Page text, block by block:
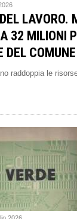
LAVORO.
32 MILIONI
DEL
raddoppia le